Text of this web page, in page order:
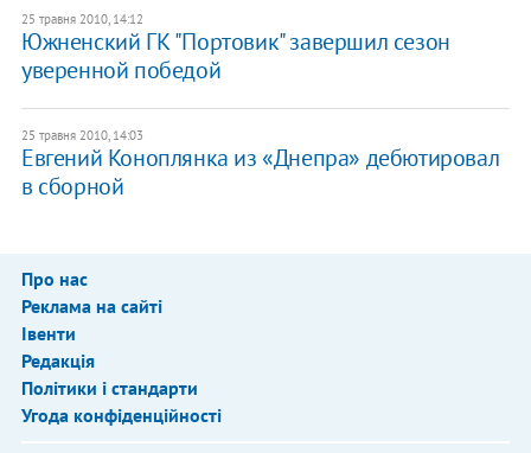
25 травня 2010, 14:12
Южненский ГК "Портовик" завершил сезон
уверенной победой
25 травня 2010, 14:03
Евгений Коноплянка из «Днепра» дебютировал
в сборной
Про нас
Реклама на сайті
Івенти
Редакція
Політики і стандарти
Угода конфіденційності